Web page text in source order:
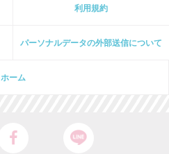
利用規約
パーソナルデータの外部送信について
ホーム